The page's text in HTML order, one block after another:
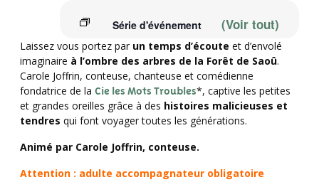
Série d'événement (Voir tout)
Laissez vous portez par un temps d’écoute et d’envolé
imaginaire à l’ombre des arbres de la Forêt de Saoû.
Carole Joffrin, conteuse, chanteuse et comédienne
fondatrice de laCie les Mots Troubles*, captive les petites
et grandes oreilles grâce à des histoires malicieuses et
tendres qui font voyager toutes les générations.
Animé par Carole Joffrin, conteuse.
Attention : adulte accompagnateur obligatoire